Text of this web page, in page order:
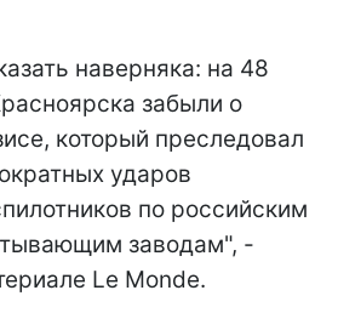
наверняка: на 48
забыли о
который преследовал
ударов
по российским
заводам", -
Le Monde.